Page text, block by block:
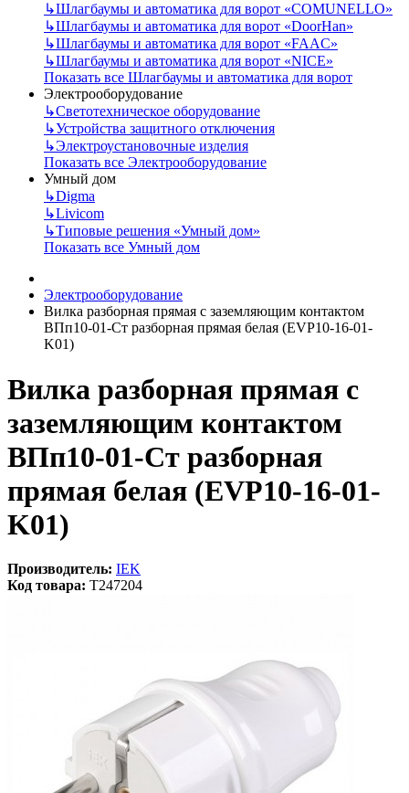
↳Шлагбаумы и автоматика для ворот «COMUNELLO»
↳Шлагбаумы и автоматика для ворот «DoorHan»
↳Шлагбаумы и автоматика для ворот «FAAC»
↳Шлагбаумы и автоматика для ворот «NICE»
Показать все Шлагбаумы и автоматика для ворот
Электрооборудование
↳Светотехническое оборудование
↳Устройства защитного отключения
↳Электроустановочные изделия
Показать все Электрооборудование
Умный дом
↳Digma
↳Livicom
↳Типовые решения «Умный дом»
Показать все Умный дом
Электрооборудование
Вилка разборная прямая с заземляющим контактом
ВПп10-01-Ст разборная прямая белая (EVP10-16-01-
K01)
Вилка разборная прямая с
заземляющим контактом
ВПп10-01-Ст разборная
прямая белая (EVP10-16-01-
K01)
Производитель: IEK
Код товара: T247204